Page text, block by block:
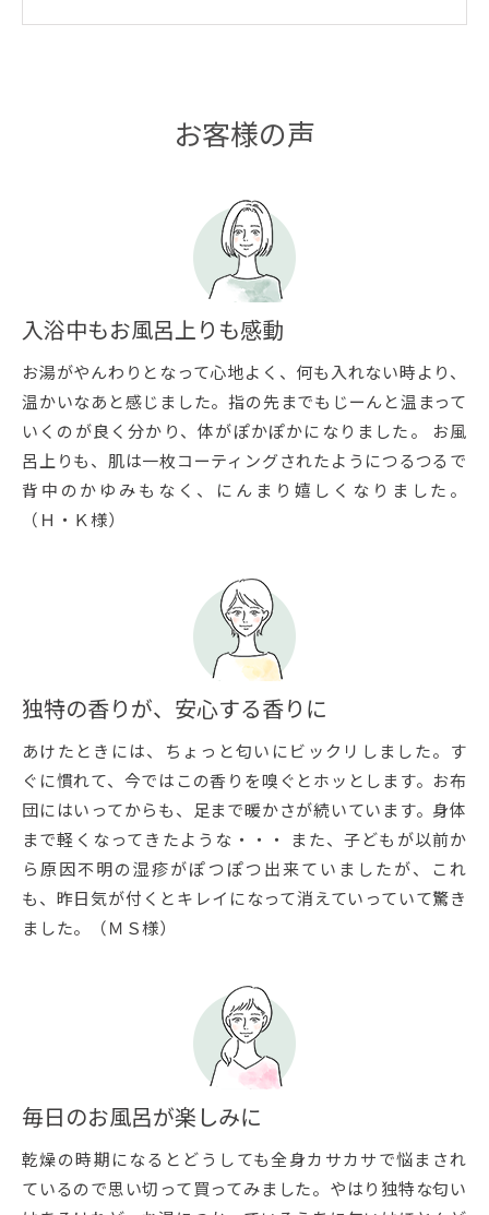
お客様の声
入浴中もお風呂上りも感動
お湯がやんわりとなって心地よく、何も入れない時より、
温かいなあと感じました。指の先までもじーんと温まって
いくのが良く分かり、体がぽかぽかになりました。 お風
呂上りも、肌は一枚コーティングされたようにつるつるで
背中のかゆみもなく、にんまり嬉しくなりました。
（Ｈ・Ｋ様）
独特の香りが、安心する香りに
あけたときには、ちょっと匂いにビックリしました。す
ぐに慣れて、今ではこの香りを嗅ぐとホッとします。お布
団にはいってからも、足まで暖かさが続いています。身体
まで軽くなってきたような・・・ また、子どもが以前か
ら原因不明の湿疹がぽつぽつ出来ていましたが、これ
も、昨日気が付くとキレイになって消えていっていて驚き
ました。（ＭＳ様）
毎日のお風呂が楽しみに
乾燥の時期になるとどうしても全身カサカサで悩まされ
ているので思い切って買ってみました。やはり独特な匂い